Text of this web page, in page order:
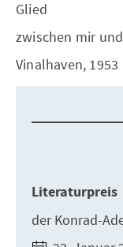
Glied
zwischen mir
Vinalhaven, 1953
Literaturpreis
der Konrad-